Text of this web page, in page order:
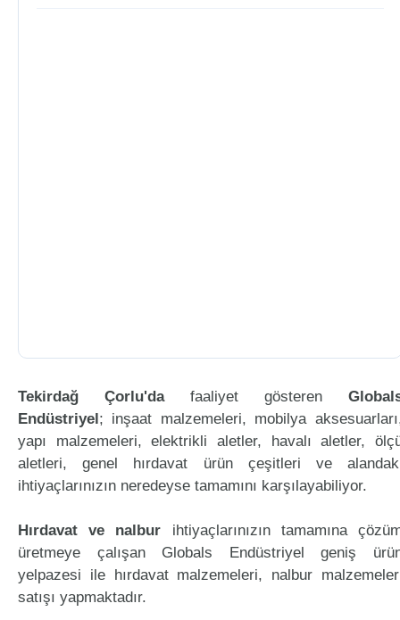
Tekirdağ Çorlu'dafaaliyet gösteren
Endüstriyel; inşaat malzemeleri, mobilya
yapı malzemeleri, elektrikli aletler, havalı aletler,
aletleri, genel hırdavat ürün çeşitleri ve
ihtiyaçlarınızın neredeyse tamamını karşılayabiliyor.
Hırdavat ve nalbur ihtiyaçlarınızın tamamına
üretmeye çalışan Globals Endüstriyel geniş
yelpazesi ile hırdavat malzemeleri, nalbur
satışı yapmaktadır.